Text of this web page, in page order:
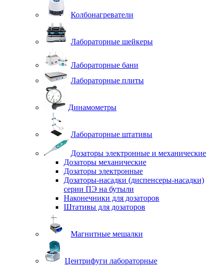
Колбонагреватели
Лабораторные шейкеры
Лабораторные бани
Лабораторные плиты
Динамометры
Лабораторные штативы
Дозаторы электронные и механические
Дозаторы механические
Дозаторы электронные
Дозаторы-насадки (диспенсеры-насадки)
серии ПЭ на бутыли
Наконечники для дозаторов
Штативы для дозаторов
Магнитные мешалки
Центрифуги лабораторные